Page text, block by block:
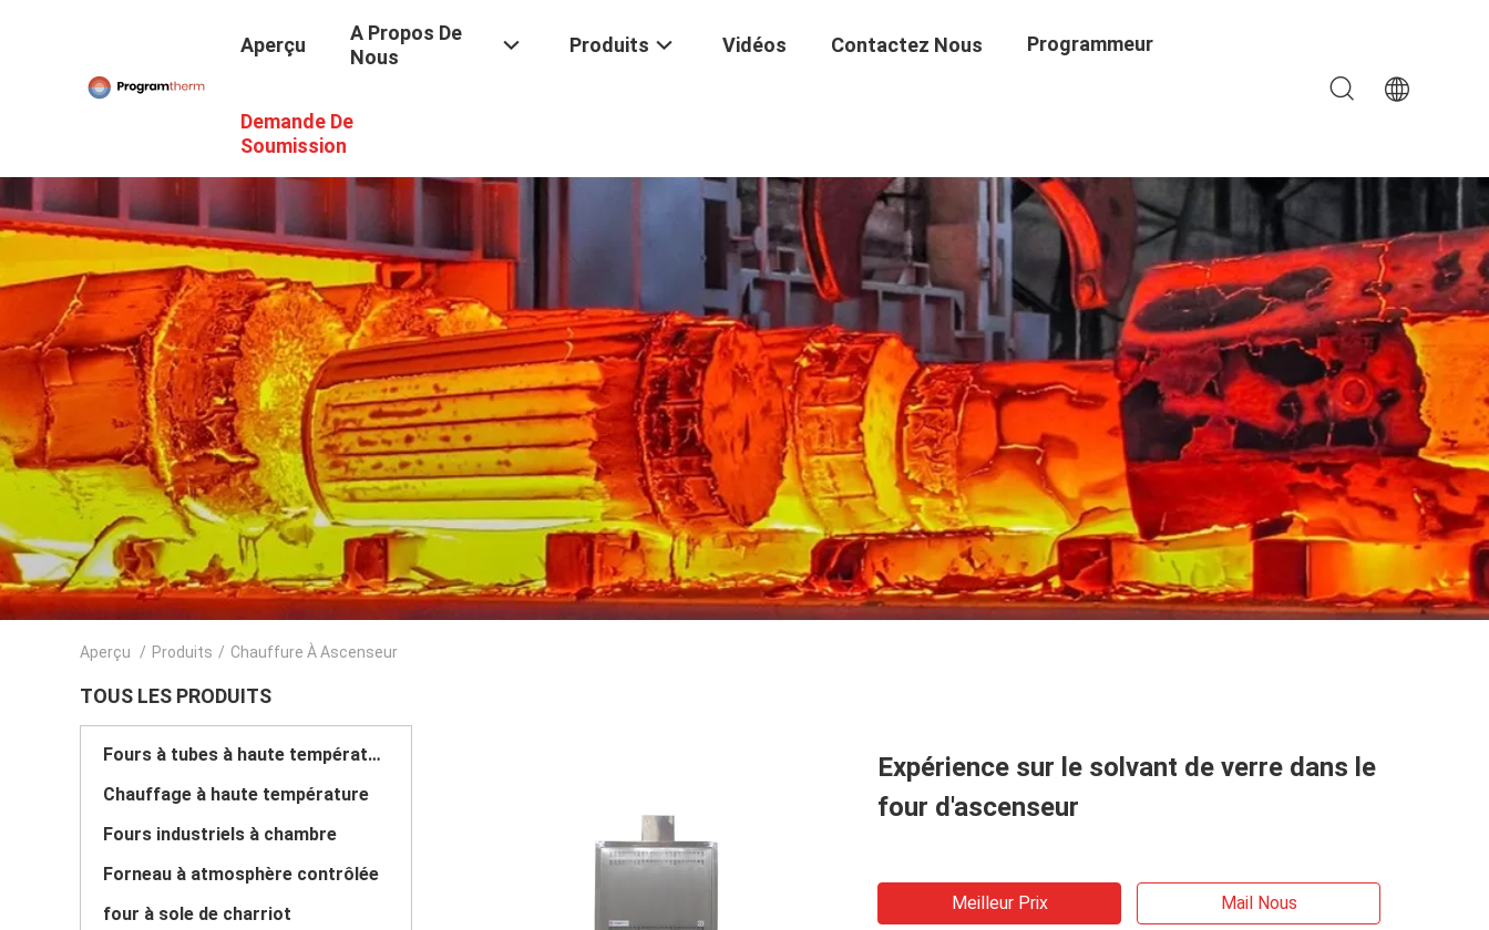
Aperçu
A Propos De
Nous
Produits Vidéos Contactez Nous Programmeur
Demande De
Soumission
Aperçu / Produits / Chauffure À Ascenseur
TOUS LES PRODUITS
Fours à tubes à haute température
Chauffage à haute température
Fours industriels à chambre
Forneau à atmosphère contrôlée
four à sole de charriot
Expérience sur le solvant de verre dans le
four d'ascenseur
Meilleur Prix Mail Nous